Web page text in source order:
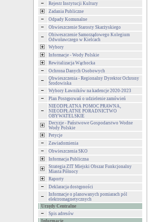
Rejestr Instytucji Kultury
Zadania Publiczne
Odpady Komunalne
Obwieszczenie Starosty Skarżyskiego
Obiweszczenie Samorządowego Kolegium
Odwoławczego w Kielcach
Wybory
Informacje - Wody Polskie
Rewitalizacja Wąchocka
Ochrona Danych Osobowych
Obwieszczenia - Regionalny Dyrektor Ochrony
Środowiska
Wybory Ławników na kadencje 2020-2023
Plan Postępowań o udzielenie zamówień
NIEODPŁATNA POMOC PRAWNA,
NIEODPŁATNE PORADNICTWO
OBYWATELSKIE
Decyzje - Państwowe Gospodarstwo Wodne
Wody Polskie
Petycje
Zawiadomienia
Obwieszczenia SKO
Informacja Publiczna
Strategia ZIT Miejski Obszar Funkcjonalny
Miasta Północy
Raporty
Deklaracja dostępności
Informacje o planowanych pomiarach pól
elektromagnetycznych
Urzędy Centralne
Spis adresów
Informacje